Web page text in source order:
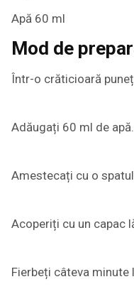
Apă 60 ml
Mod de
Într-o crăticioară
Adăugați 60 ml de apă.
Amestecați cu o
Acoperiți cu un capac
Fierbeți câteva minute